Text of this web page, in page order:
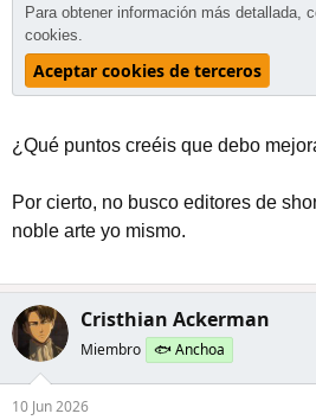
Para obtener información más detallada,
cookies.
Aceptar cookies de terceros
¿Qué puntos creéis que debo
Por cierto, no busco editores de
noble arte yo mismo.
Cristhian Ackerman
Miembro 🐟 Anchoa
10 Jun 2026